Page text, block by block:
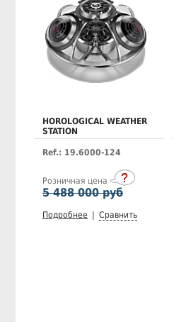
HOROLOGICAL WEATHER
STATION
Ref.: 19.6000-124
Розничная цена
5 488 000 руб
Подробнее Сравнить